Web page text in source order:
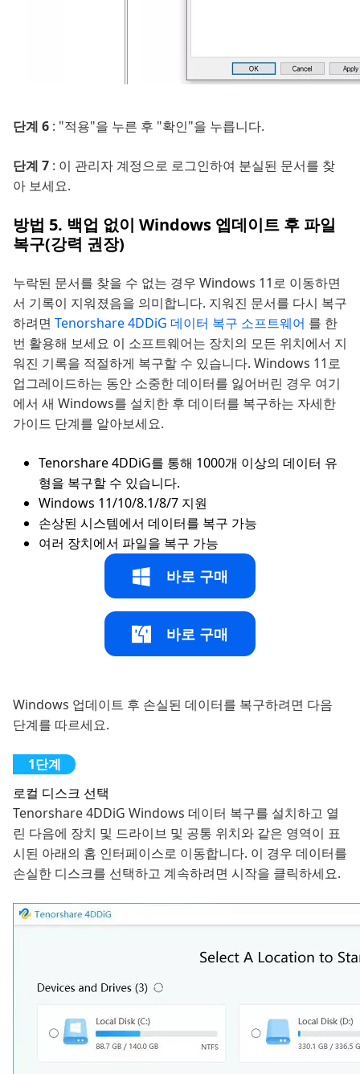
단계 6 : "적용"을 누른 후 "확인"을 누릅니다.
단계 7 : 이 관리자 계정으로 로그인하여 분실된 문서를 찾
아 보세요.
방법 5. 백업 없이 Windows 엡데이트 후 파일
복구(강력 권장)
누락된 문서를 찾을 수 없는 경우 Windows 11로 이동하면
서 기록이 지워졌음을 의미합니다. 지워진 문서를 다시 복구
하려면 Tenorshare 4DDiG 데이터 복구 소프트웨어 를 한
번 활용해 보세요 이 소프트웨어는 장치의 모든 위치에서 지
워진 기록을 적절하게 복구할 수 있습니다. Windows 11로
업그레이드하는 동안 소중한 데이터를 잃어버린 경우 여기
에서 새 Windows를 설치한 후 데이터를 복구하는 자세한
가이드 단계를 알아보세요.
Tenorshare 4DDiG를 통해 1000개 이상의 데이터 유
형을 복구할 수 있습니다.
Windows 11/10/8.1/8/7 지원
손상된 시스템에서 데이터를 복구 가능
여러 장치에서 파일을 복구 가능
바로 구매
바로 구매
Windows 업데이트 후 손실된 데이터를 복구하려면 다음
단계를 따르세요.
로컬 디스크 선택
Tenorshare 4DDiG Windows 데이터 복구를 설치하고 열
린 다음에 장치 및 드라이브 및 공통 위치와 같은 영역이 표
시된 아래의 홈 인터페이스로 이동합니다. 이 경우 데이터를
손실한 디스크를 선택하고 계속하려면 시작을 클릭하세요.